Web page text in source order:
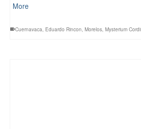
More
Cuernavaca, Eduardo Rincon, Morelos, Mysterium